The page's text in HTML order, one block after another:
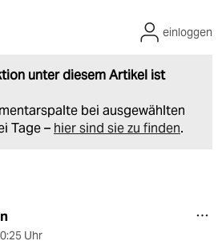
unter diesem Artikel ist
bei ausgewählten
Tage – hier sind sie zu finden.
einloggen
Uhr